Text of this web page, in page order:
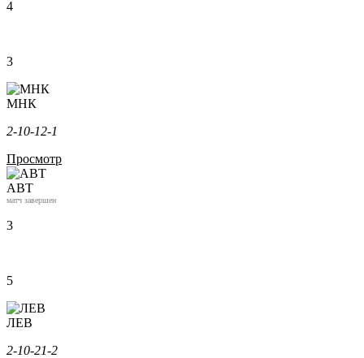
4
3
МНК
2-10-12-1
Просмотр
АВТ
матч завершен
3
5
ЛЕВ
2-10-21-2